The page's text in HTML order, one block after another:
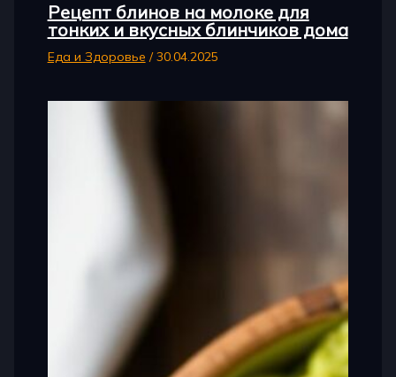
Рецепт блинов на молоке для
тонких и вкусных блинчиков дома
Еда и Здоровье /30.04.2025